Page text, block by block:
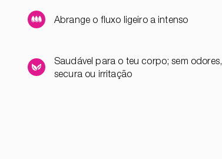
Abrange o fluxo ligeiro a intenso
Saudável para o teu corpo; sem odores,
secura ou irritação